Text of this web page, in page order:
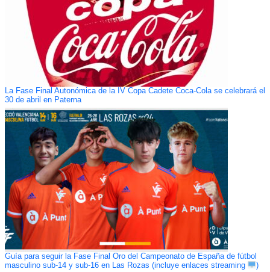
La Fase Final Autonómica de la IV Copa Cadete Coca-Cola se celebrará el
30 de abril en Paterna
Guía para seguir la Fase Final Oro del Campeonato de España de fútbol
masculino sub-14 y sub-16 en Las Rozas (incluye enlaces streaming
)